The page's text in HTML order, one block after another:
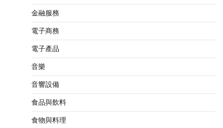
金融服務
電子商務
電子產品
音樂
音響設備
食品與飲料
食物與料理